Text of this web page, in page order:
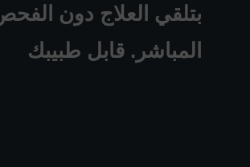
بتلقي العلاج دون
المباشر. قابل طبيبك